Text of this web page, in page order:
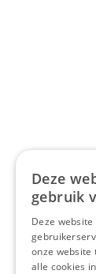
Deze
gebruik
Deze
onze website
alle cookies